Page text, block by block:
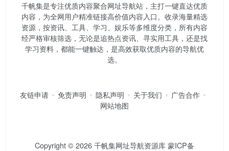
千帆集是专注优质内容聚合网址导航站，主打一键直达优质
内容，为全网用户精准链接高价值内容入口。​收录海量精选
资源，按资讯、工具、学习、娱乐等多维度分类，所有内容
经严格审核筛选，无论是追热点资讯、寻实用工具，还是找
学习资料，都能一键触达，是高效获取优质内容的导航优
选。
友链申请 免责声明 隐私声明 关于我们
广告合作
网站地图
Copyright © 2026千帆集网址导航资源库蒙ICP备